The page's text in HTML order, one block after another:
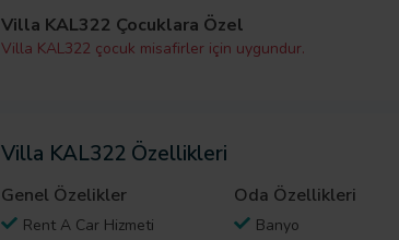
Villa KAL322 Çocuklara Özel
Villa KAL322 çocuk misafirler için uygundur.
Villa KAL322 Özellikleri
Genel Özelikler
Rent A Car Hizmeti
Oda Özellikleri
Banyo